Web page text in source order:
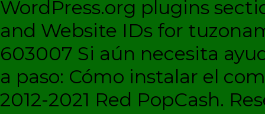
WordPress.org plugins
and Website IDs for
603007 Si aún necesita
a paso: Cómo instalar el
2012-2021 Red PopCash.